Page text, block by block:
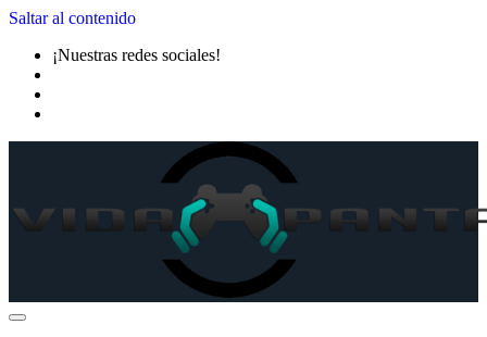
Saltar al contenido
¡Nuestras redes sociales!